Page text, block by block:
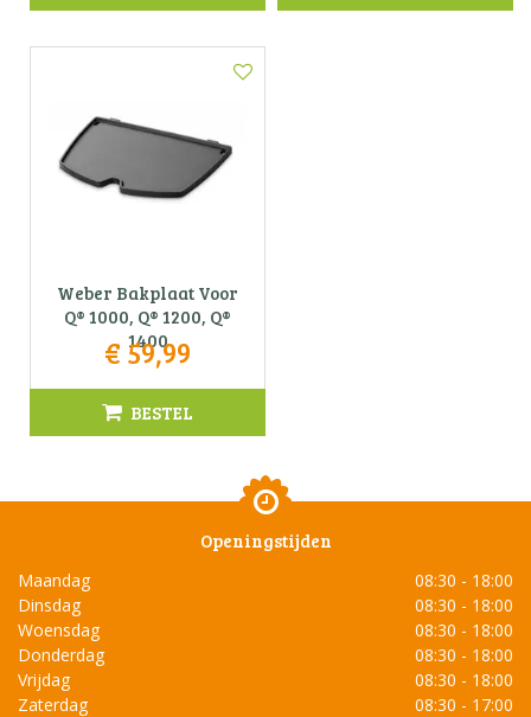
Weber Bakplaat Voor
Q® 1000, Q® 1200, Q®
1400
€ 59,99
BESTEL
Openingstijden
Maandag
08:30 - 18:00
Dinsdag
08:30 - 18:00
Woensdag
08:30 - 18:00
Donderdag
08:30 - 18:00
Vrijdag
08:30 - 18:00
Zaterdag
08:30 - 17:00